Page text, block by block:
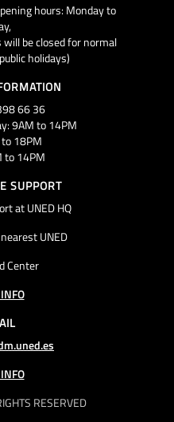
RESERVED
hours: Monday to
be closed for normal
holidays)
66 36
9AM to 14PM
18PM
to 14PM
SUPPORT
at UNED HQ
UNED
Center